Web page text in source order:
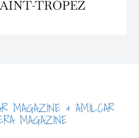
TROPEZ
MAGAZINE & AMILCAR
MAGAZINE